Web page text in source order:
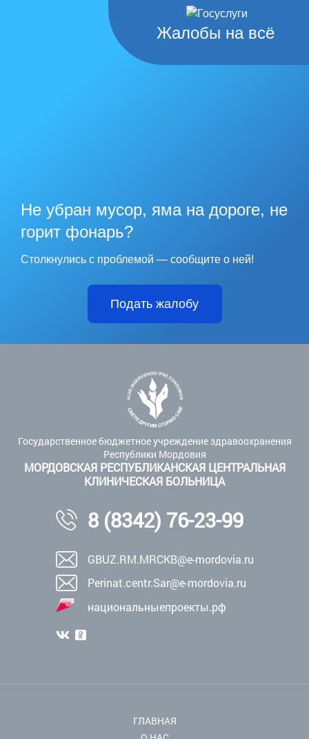
Жалобы на всё
Не убран мусор, яма на дороге, не
горит фонарь?
Столкнулись с проблемой — сообщите о ней!
Подать жалобу
Государственное бюджетное учреждение здравоохранения
Республики Мордовия
МОРДОВСКАЯ РЕСПУБЛИКАНСКАЯ ЦЕНТРАЛЬНАЯ
КЛИНИЧЕСКАЯ БОЛЬНИЦА
8 (8342) 76-23-99
GBUZ.RM.MRCKB@e-mordovia.ru
Perinat.centr.Sar@e-mordovia.ru
национальныепроекты.рф
ГЛАВНАЯ